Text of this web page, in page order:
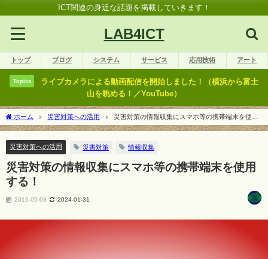
ICT関連の身近な話題を掲載していきます！
LAB4ICT
トップ ブログ システム サービス 応用技術 アート
Topics
ライブカメラによる動画配信を開始しました！（横浜から富士
山を眺める！／YouTube）
ホーム 災害対策への活用
災害対策の情報収集にスマホ等の携帯端末を使用
する！
災害対策への活用 災害対策 情報収集
災害対策の情報収集にスマホ等の携帯端末を使用
する！
2019-05-03 2024-01-31